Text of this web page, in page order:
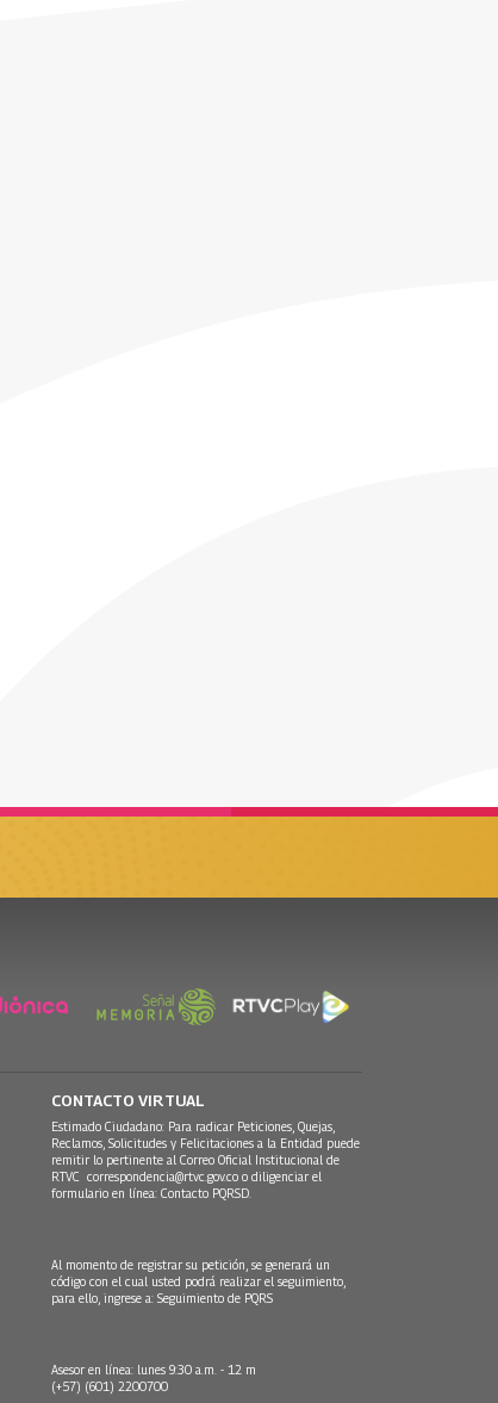
CONTACTO VIRTUAL
Estimado Ciudadano: Para radicar Peticiones, Quejas,
Reclamos, Solicitudes y Felicitaciones a la Entidad puede
remitir lo pertinente al Correo Oficial Institucional de
RTVC correspondencia@rtvc.gov.co o diligenciar el
formulario en línea: Contacto PQRSD.
Al momento de registrar su petición, se generará un
código con el cual usted podrá realizar el seguimiento,
para ello, ingrese a: Seguimiento de PQRS
Asesor en línea: lunes 9:30 a.m. - 12 m
(+57) (601) 2200700